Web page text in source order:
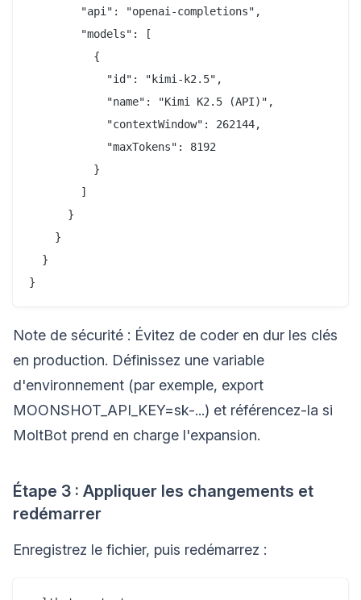
        "api": "openai-completions",
        "models": [
          {
            "id": "kimi-k2.5",
            "name": "Kimi K2.5 (API)",
            "contextWindow": 262144,
            "maxTokens": 8192
          }
        ]
      }
    }
  }
Note de sécurité : Évitez de coder en dur les clés
en production. Définissez une variable
d'environnement (par exemple, export
MOONSHOT_API_KEY=sk-...) et référencez-la si
MoltBot prend en charge l'expansion.
Étape 3 : Appliquer les changements et
redémarrer
Enregistrez le fichier, puis redémarrez :